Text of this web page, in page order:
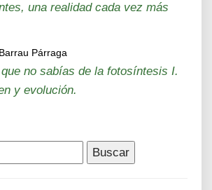
una realidad cada vez más
Párraga
no sabías de la fotosíntesis I.
y evolución.